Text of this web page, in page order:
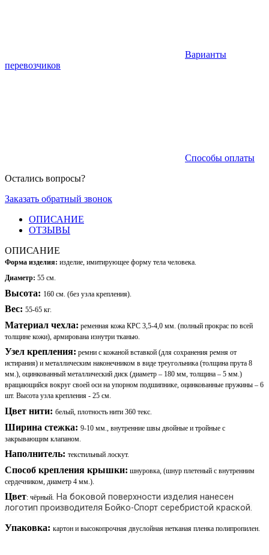
Варианты
перевозчиков
Способы оплаты
Остались вопросы?
Заказать обратный звонок
ОПИСАНИЕ
ОТЗЫВЫ
ОПИСАНИЕ
Форма изделия: изделие, имитирующее форму тела человека.
Диаметр: 55 см.
Высота: 160 см. (без узла крепления).
Вес: 55-65 кг.
Материал чехла: ременная кожа КРС 3,5-4,0 мм. (полный прокрас по всей
толщине кожи), армирована изнутри тканью.
Узел крепления: ремни с кожаной вставкой (для сохранения ремня от
истирания) и металлическим наконечником в виде треугольника (толщина прута 8
мм.), оцинкованный металлический диск (диаметр – 180 мм, толщина – 5 мм.)
вращающийся вокруг своей оси на упорном подшипнике, оцинкованные пружины – 6
шт. Высота узла крепления - 25 см.
Цвет нити: белый, плотность нити 360 текс.
Ширина стежка: 9-10 мм.,
внутренние швы двойные и тройные с
закрывающим клапаном.
Наполнитель: текстильный лоскут.
Способ крепления крышки: шнуровка, (шнур плетеный с внутренним
сердечником, диаметр 4 мм.).
Цвет: чёрный. На боковой поверхности изделия нанесен
логотип производителя Бойко-Спорт серебристой краской.
Упаковка: картон и высокопрочная двуслойная нетканая пленка полипропилен.